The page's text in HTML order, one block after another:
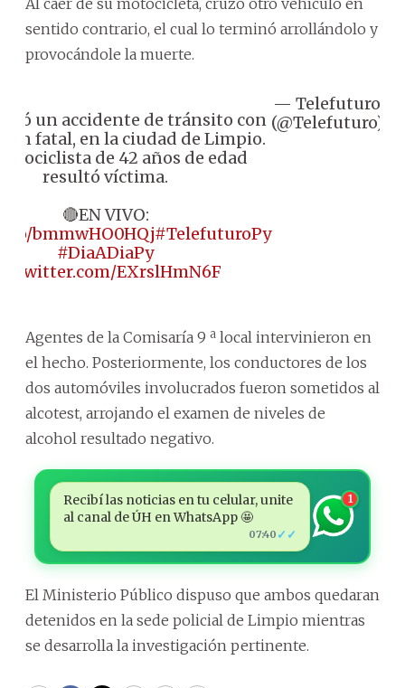
sentido contrario, el cual lo terminó arrollándolo y
provocándole la muerte.
un accidente de tránsito con
fatal, en la ciudad de Limpio.
de 42 años de edad
resultó víctima.
🔴EN VIVO:
bmmwHO0HQj#TelefuturoPy
#DiaADiaPy
EXrslHmN6F
— Telefuturo
(@Telefuturo)
Agentes de la Comisaría 9 ª local intervinieron en
el hecho. Posteriormente, los conductores de los
dos automóviles involucrados fueron sometidos al
alcotest, arrojando el examen de niveles de
alcohol resultado negativo.
Recibí las noticias en tu celular, unite
al canal de ÚH en WhatsApp 🤩
07:40 ✓✓
1
El Ministerio Público dispuso que ambos quedaran
detenidos en la sede policial de Limpio mientras
se desarrolla la investigación pertinente.